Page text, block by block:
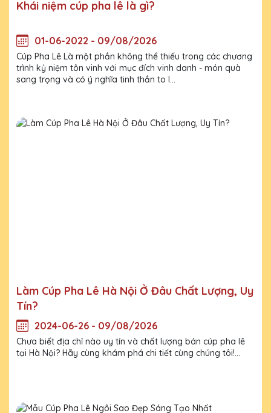
Khái niệm cúp pha lê là gì?
01-06-2022 - 09/08/2026
Cúp Pha Lê Là một phần không thể thiếu trong các chương
trình kỷ niệm tôn vinh với mục đích vinh danh - món quà
sang trọng và có ý nghĩa tinh thần to l...
Làm Cúp Pha Lê Hà Nội Ở Đâu Chất Lượng, Uy
Tín?
2024-06-26 - 09/08/2026
Chưa biết địa chỉ nào uy tín và chất lượng bán cúp pha lê
tại Hà Nội? Hãy cùng khám phá chi tiết cùng chúng tôi!...